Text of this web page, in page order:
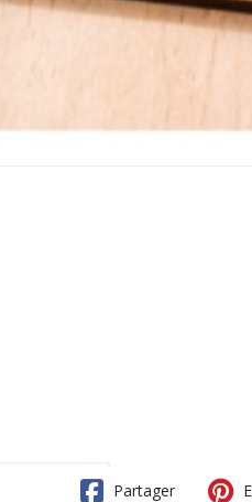
Partager